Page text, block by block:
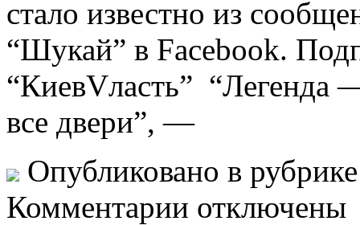
стало известно из
“Шукай” в Facebook.
“КиевVласть” “Легенда
все двери”, —
Опубликовано в
Комментарии отключены